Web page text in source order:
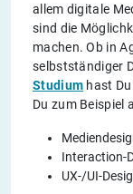
allem digitale
sind die
machen. Ob in
selbstständiger
Studium hast
Du zum Beispiel
Interaction-
UX-/UI-